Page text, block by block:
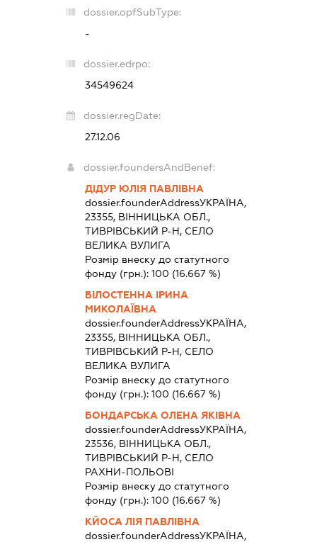
dossier.opfSubType:
-
dossier.edrpo:
34549624
dossier.regDate:
27.12.06
dossier.foundersAndBenef:
ДІДУР ЮЛІЯ ПАВЛІВНА
dossier.founderAddressУКРАЇНА,
23355, ВІННИЦЬКА ОБЛ.,
ТИВРІВСЬКИЙ Р-Н, СЕЛО
ВЕЛИКА ВУЛИГА
Розмір внеску до статутного
фонду (грн.): 100 (16.667 %)
БІЛОСТЕННА ІРИНА
МИКОЛАЇВНА
dossier.founderAddressУКРАЇНА,
23355, ВІННИЦЬКА ОБЛ.,
ТИВРІВСЬКИЙ Р-Н, СЕЛО
ВЕЛИКА ВУЛИГА
Розмір внеску до статутного
фонду (грн.): 100 (16.667 %)
БОНДАРСЬКА ОЛЕНА ЯКІВНА
dossier.founderAddressУКРАЇНА,
23536, ВІННИЦЬКА ОБЛ.,
ТИВРІВСЬКИЙ Р-Н, СЕЛО
РАХНИ-ПОЛЬОВІ
Розмір внеску до статутного
фонду (грн.): 100 (16.667 %)
КЙОСА ЛІЯ ПАВЛІВНА
dossier.founderAddressУКРАЇНА,